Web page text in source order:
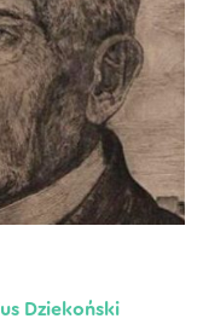
Dziekoński